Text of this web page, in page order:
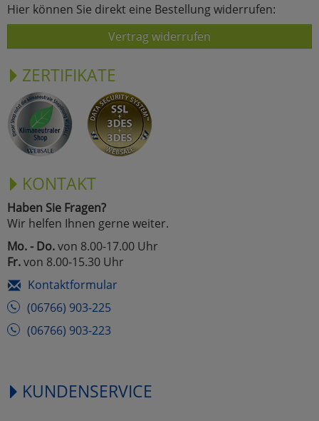
Hier können Sie direkt eine Bestellung widerrufen:
Vertrag widerrufen
ZERTIFIKATE
KONTAKT
Haben Sie Fragen?
Wir helfen Ihnen gerne weiter.
Mo. - Do.von 8.00-17.00 Uhr
Fr.von 8.00-15.30 Uhr
Kontaktformular
(06766) 903-225
(06766) 903-223
KUNDENSERVICE